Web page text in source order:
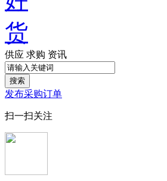
供应 求购 资讯
搜索
发布采购订单
扫一扫关注